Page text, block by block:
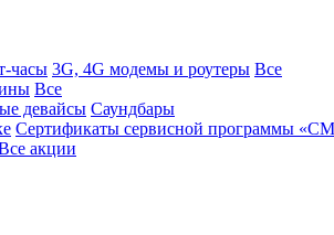
часы 3G, 4G модемы и роутеры Все
Все
девайсы Саундбары
Сертификаты сервисной программы
акции